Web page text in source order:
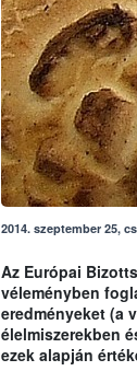
2014. szeptember 25,
Az Európai
véleményben
eredményeket (a
élelmiszerekben
ezek alapján